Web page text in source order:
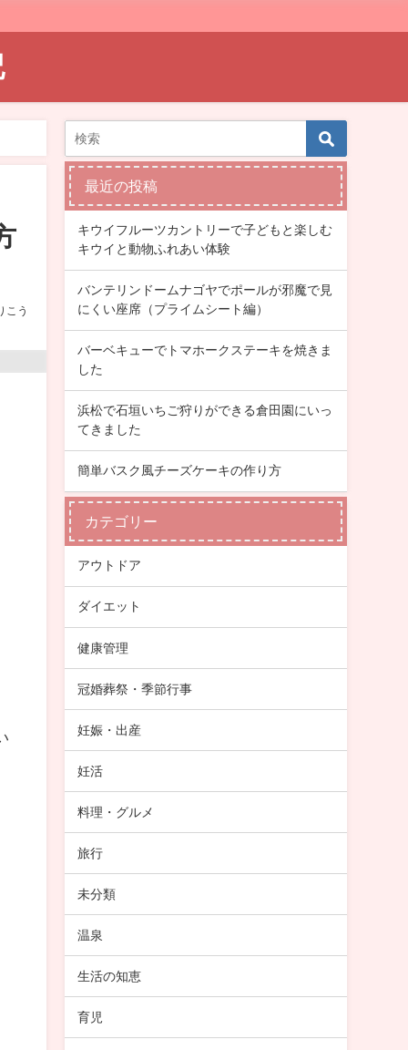
こう
最近の投稿
キウイフルーツカントリーで子どもと楽しむ
キウイと動物ふれあい体験
バンテリンドームナゴヤでポールが邪魔で見
にくい座席（プライムシート編）
バーベキューでトマホークステーキを焼きま
した
浜松で石垣いちご狩りができる倉田園にいっ
てきました
簡単バスク風チーズケーキの作り方
カテゴリー
アウトドア
ダイエット
健康管理
冠婚葬祭・季節行事
妊娠・出産
妊活
料理・グルメ
旅行
未分類
温泉
生活の知恵
育児